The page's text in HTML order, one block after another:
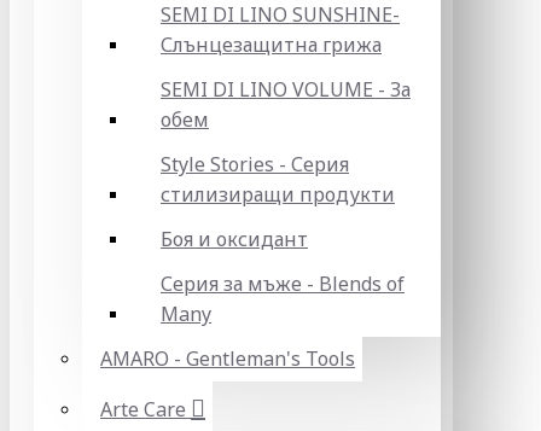
SEMI DI LINO SUNSHINE-
Слънцезащитна грижа
SEMI DI LINO VOLUME - За
обем
Style Stories - Серия
стилизиращи продукти
Боя и оксидант
Серия за мъже - Blends of
Many
AMARO - Gentleman's Tools
Arte Care